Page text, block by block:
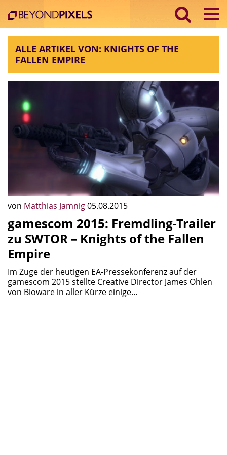
ALLE ARTIKEL VON: KNIGHTS OF THE
FALLEN EMPIRE
von Matthias Jamnig05.08.2015
gamescom 2015: Fremdling-Trailer
zu SWTOR – Knights of the Fallen
Empire
Im Zuge der heutigen EA-Pressekonferenz auf der
gamescom 2015 stellte Creative Director James Ohlen
von Bioware in aller Kürze einige...